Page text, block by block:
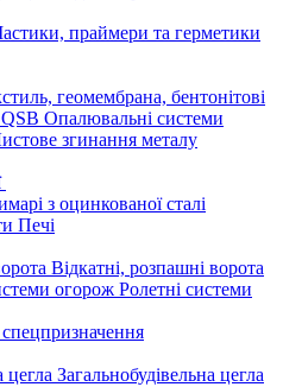
праймери та герметики
геомембрана, бентонітові
Опалювальні системи
згинання металу
з оцинкованої сталі
Печі
Відкатні, розпашні ворота
огорож Ролетні системи
цегла Загальнобудівельна цегла